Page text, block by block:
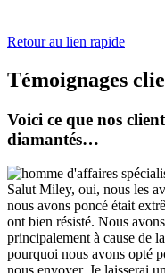
Retour au lien rapide
Témoignages
Voici ce que nos
diamantés…
Salut Miley, oui, nous les
nous avons poncé était
ont bien résisté. Nous
principalement à cause de
pourquoi nous avons opté